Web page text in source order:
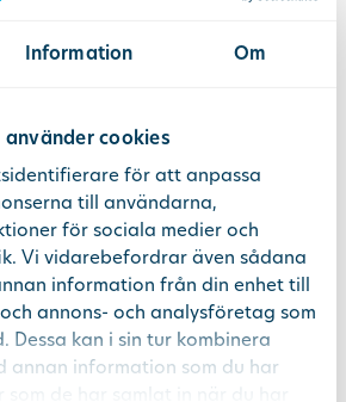
Information Om
cookies
för att anpassa
till användarna,
för sociala medier och
Vi vidarebefordrar även sådana
information från din enhet till
annons- och analysföretag som
Dessa kan i sin tur kombinera
annan information som du har
nöjd. Känner mig trygg
Nykvarn
2023 via Google
och proffsigt.